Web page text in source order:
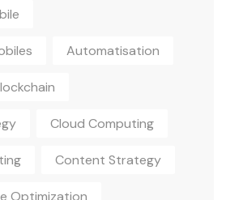
Automatisation
Cloud Computing
Content Strategy
Optimization